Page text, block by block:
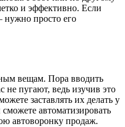
и эффективно. Если
нужно просто его
вещам. Пора вводить
не пугают, ведь изучив это
заставлять их делать у
автоматизировать
автоворонку продаж.